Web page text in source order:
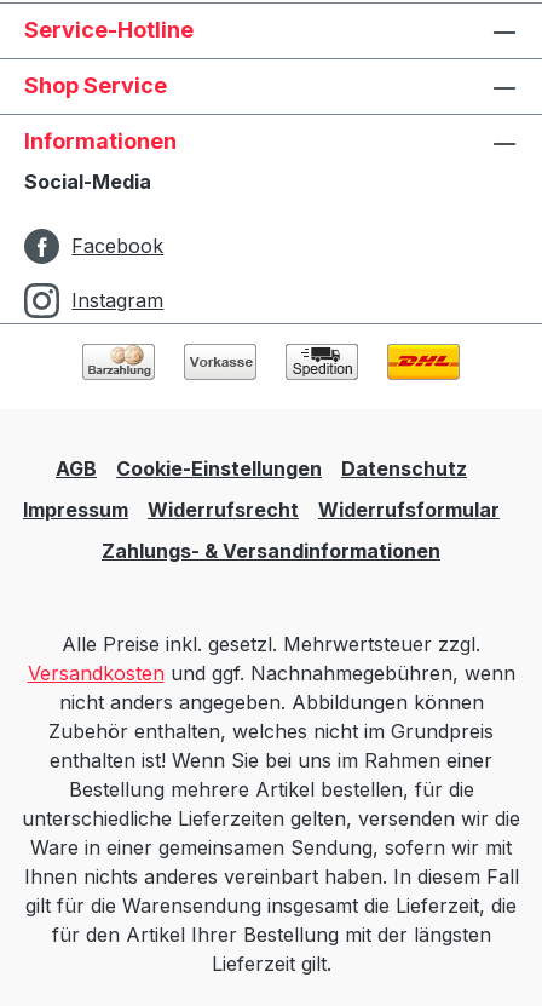
Service-Hotline
Shop Service
Informationen
Social-Media
Facebook
Instagram
AGB Cookie-Einstellungen
Datenschutz
Impressum
Widerrufsrecht
Widerrufsformular
Zahlungs- & Versandinformationen
Alle Preise inkl. gesetzl. Mehrwertsteuer zzgl.
Versandkostenund ggf. Nachnahmegebühren, wenn
nicht anders angegeben. Abbildungen können
Zubehör enthalten, welches nicht im Grundpreis
enthalten ist! Wenn Sie bei uns im Rahmen einer
Bestellung mehrere Artikel bestellen, für die
unterschiedliche Lieferzeiten gelten, versenden wir die
Ware in einer gemeinsamen Sendung, sofern wir mit
Ihnen nichts anderes vereinbart haben. In diesem Fall
gilt für die Warensendung insgesamt die Lieferzeit, die
für den Artikel Ihrer Bestellung mit der längsten
Lieferzeit gilt.